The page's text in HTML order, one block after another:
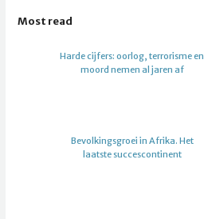
Most read
Harde cijfers: oorlog, terrorisme en
moord nemen al jaren af
Bevolkingsgroei in Afrika. Het
laatste succescontinent